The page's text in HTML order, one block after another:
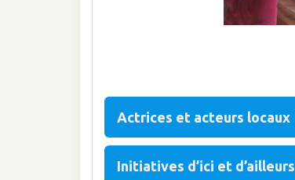
Actrices et acteurs locaux
Initiatives d’ici et d’ailleurs